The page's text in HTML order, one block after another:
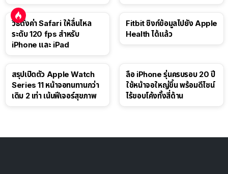
วิธีตั้งค่า Safari ให้ลื่นไหล
ระดับ 120 fps สำหรับ
iPhone และ iPad
Fitbit ซิงก์ข้อมูลไปยัง Apple
Health ได้แล้ว
สรุปเปิดตัว Apple Watch
Series 11 หน้าจอทนทานกว่า
เดิม 2 เท่า เน้นฟีเจอร์สุขภาพ
ลือ iPhone รุ่นครบรอบ 20 ปี
ใช้หน้าจอใหญ่ขึ้น พร้อมดีไซน์
ไร้ขอบโค้งทั้งสี่ด้าน